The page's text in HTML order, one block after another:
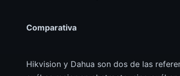
Comparativa
Hikvision y Dahua son dos de las